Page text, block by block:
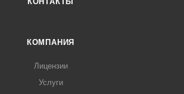
КОМПАНИЯ
Лицензии
Услуги